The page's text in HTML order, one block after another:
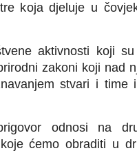
koja djeluje u
aktivnosti koji
zakoni koji nad
stvari i time
odnosi na
ćemo obraditi u